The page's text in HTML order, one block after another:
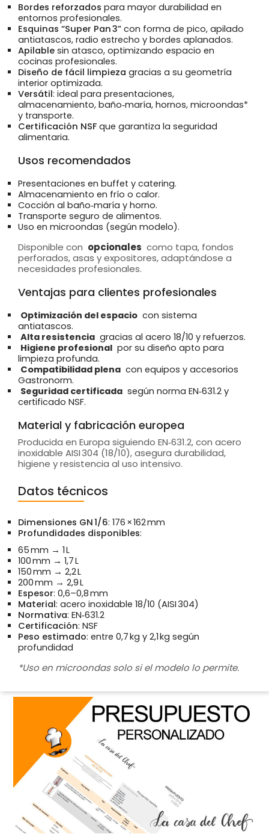
Bordes reforzados para mayor durabilidad en
entornos profesionales.
Esquinas “Super Pan 3” con forma de pico, apilado
antiatascos, radio estrecho y bordes aplanados.
Apilable sin atasco, optimizando espacio en
cocinas profesionales.
Diseño de fácil limpieza gracias a su geometría
interior optimizada.
Versátil: ideal para presentaciones,
almacenamiento, baño‑maría, hornos, microondas*
y transporte.
Certificación NSF que garantiza la seguridad
alimentaria.
Usos recomendados
Presentaciones en buffet y catering.
Almacenamiento en frío o calor.
Cocción al baño‑maría y horno.
Transporte seguro de alimentos.
Uso en microondas (según modelo).
Disponible con opcionales como tapa, fondos
perforados, asas y expositores, adaptándose a
necesidades profesionales.
Ventajas para clientes profesionales
Optimización del espacio con sistema
antiatascos.
Alta resistencia gracias al acero 18/10 y refuerzos.
Higiene profesional por su diseño apto para
limpieza profunda.
Compatibilidad plena con equipos y accesorios
Gastronorm.
Seguridad certificada según norma EN‑631.2 y
certificado NSF.
Material y fabricación europea
Producida en Europa siguiendo EN‑631.2, con acero
inoxidable AISI 304 (18/10), asegura durabilidad,
higiene y resistencia al uso intensivo.
Datos técnicos
Dimensiones GN 1/6: 176 × 162 mm
Profundidades disponibles:
65 mm → 1 L
100 mm → 1,7 L
150 mm → 2,2 L
200 mm → 2,9 L
Espesor: 0,6–0,8 mm
Material: acero inoxidable 18/10 (AISI 304)
Normativa: EN‑631.2
Certificación: NSF
Peso estimado: entre 0,7 kg y 2,1 kg según
profundidad
*Uso en microondas solo si el modelo lo permite.